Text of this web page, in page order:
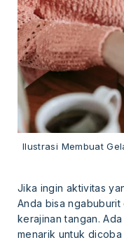
Ilustrasi Membuat
Jika ingin aktivitas
Anda bisa ngabuburit
kerajinan tangan.
menarik untuk